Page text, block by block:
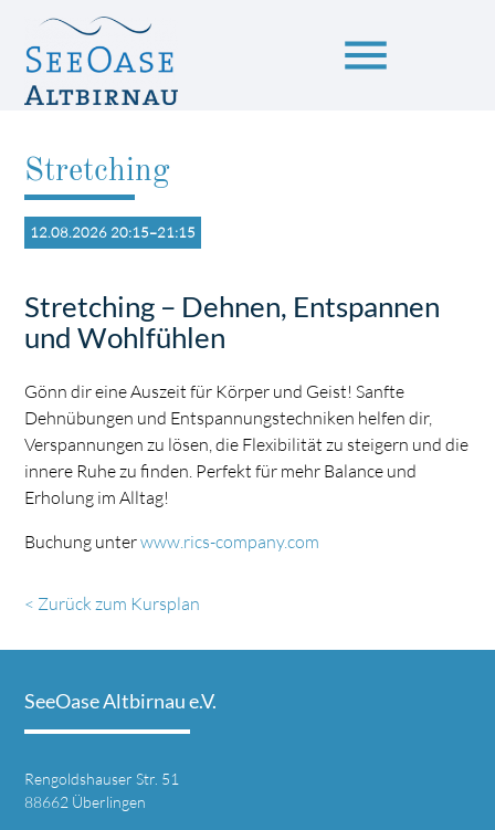
menu
Suchbegriffe
Stretching
12.08.2026 20:15–21:15
Stretching – Dehnen, Entspannen
und Wohlfühlen
Gönn dir eine Auszeit für Körper und Geist! Sanfte
Dehnübungen und Entspannungstechniken helfen dir,
Verspannungen zu lösen, die Flexibilität zu steigern und die
innere Ruhe zu finden. Perfekt für mehr Balance und
Erholung im Alltag!
Buchung unterwww.rics-company.com
< Zurück zum Kursplan
SeeOase Altbirnau e.V.
Rengoldshauser Str. 51
88662 Überlingen